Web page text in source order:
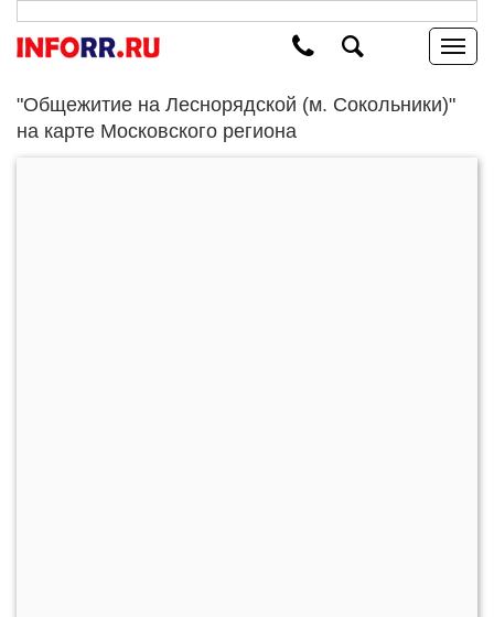
"Общежитие на Леснорядской (м. Сокольники)"
на карте Московского региона